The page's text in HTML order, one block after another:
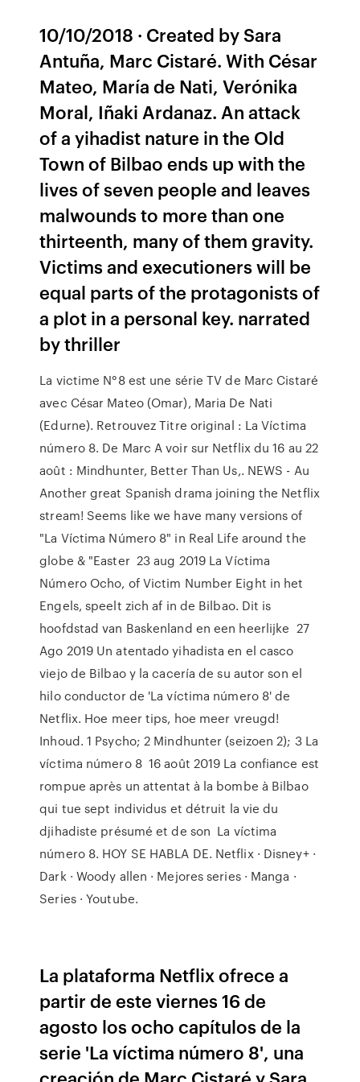
10/10/2018 · Created by Sara
Antuña, Marc Cistaré. With César
Mateo, María de Nati, Verónika
Moral, Iñaki Ardanaz. An attack
of a yihadist nature in the Old
Town of Bilbao ends up with the
lives of seven people and leaves
malwounds to more than one
thirteenth, many of them gravity.
Victims and executioners will be
equal parts of the protagonists of
a plot in a personal key. narrated
by thriller
La victime N°8 est une série TV de Marc Cistaré
avec César Mateo (Omar), Maria De Nati
(Edurne). Retrouvez Titre original : La Víctima
número 8. De Marc A voir sur Netflix du 16 au 22
août : Mindhunter, Better Than Us,. NEWS - Au
Another great Spanish drama joining the Netflix
stream! Seems like we have many versions of
"La Víctima Número 8" in Real Life around the
globe & "Easter 23 aug 2019 La Víctima
Número Ocho, of Victim Number Eight in het
Engels, speelt zich af in de Bilbao. Dit is
hoofdstad van Baskenland en een heerlijke 27
Ago 2019 Un atentado yihadista en el casco
viejo de Bilbao y la cacería de su autor son el
hilo conductor de 'La víctima número 8' de
Netflix. Hoe meer tips, hoe meer vreugd!
Inhoud. 1 Psycho; 2 Mindhunter (seizoen 2); 3 La
víctima número 8 16 août 2019 La confiance est
rompue après un attentat à la bombe à Bilbao
qui tue sept individus et détruit la vie du
djihadiste présumé et de son La víctima
número 8. HOY SE HABLA DE. Netflix · Disney+ ·
Dark · Woody allen · Mejores series · Manga ·
Series · Youtube.
La plataforma Netflix ofrece a
partir de este viernes 16 de
agosto los ocho capítulos de la
serie 'La víctima número 8', una